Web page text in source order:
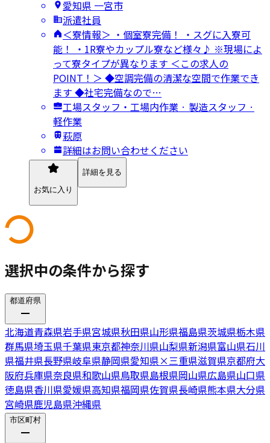
愛知県 一宮市
派遣社員
＜寮情報＞ ・個室寮完備！ ・スグに入寮可
能！ ・1R寮やカップル寮など様々♪ ※現場によ
って寮タイプが異なります ＜この求人の
POINT！＞ ◆空調完備の清潔な空間で作業でき
ます ◆社宅完備なので…
工場スタッフ・工場内作業 · 製造スタッフ ·
軽作業
萩原
詳細はお問い合わせください
お気に入り
詳細を見る
選択中の条件から探す
都道府県
北海道青森県岩手県宮城県秋田県山形県福島県茨城県栃木県
群馬県埼玉県千葉県東京都神奈川県山梨県新潟県富山県石川
県福井県長野県岐阜県静岡県愛知県×三重県滋賀県京都府大
阪府兵庫県奈良県和歌山県鳥取県島根県岡山県広島県山口県
徳島県香川県愛媛県高知県福岡県佐賀県長崎県熊本県大分県
宮崎県鹿児島県沖縄県
市区町村